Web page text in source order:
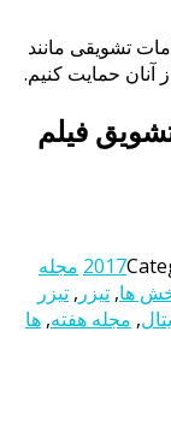
تشویقی مانند
آنان حمایت کنیم.
فیلم
مجله
ها, تیزر , تیزر
, مجله هفته, ها